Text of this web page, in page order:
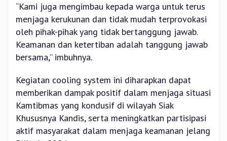
“Kami juga mengimbau kepada warga untuk terus
menjaga kerukunan dan tidak mudah terprovokasi
oleh pihak-pihak yang tidak bertanggung jawab.
Keamanan dan ketertiban adalah tanggung jawab
bersama,” imbuhnya.
Kegiatan cooling system ini diharapkan dapat
memberikan dampak positif dalam menjaga situasi
Kamtibmas yang kondusif di wilayah Siak
Khususnya Kandis, serta meningkatkan partisipasi
aktif masyarakat dalam menjaga keamanan jelang